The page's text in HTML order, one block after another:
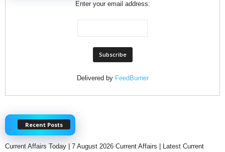
Enter your email address:
Delivered by FeedBurner
Recent Posts
Current Affairs Today | 7 August 2026 Current Affairs | Latest Current